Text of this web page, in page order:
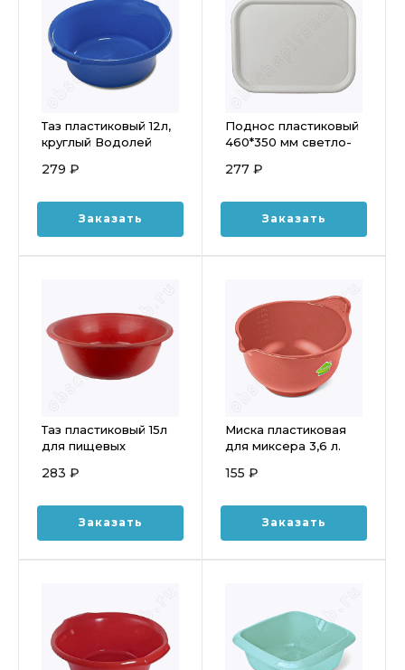
Таз пластиковый 12л,
круглый Водолей
279 ₽
Заказать
Поднос пластиковый
460*350 мм светло-
277 ₽
Заказать
Таз пластиковый 15л
для пищевых
ПНД), ударопрочный,
283 ₽
Заказать
Миска пластиковая
для миксера 3,6 л.
МАРТИКА С435
155 ₽
Заказать